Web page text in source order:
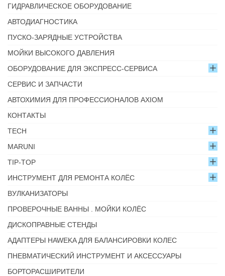
ГИДРАВЛИЧЕСКОЕ ОБОРУДОВАНИЕ
АВТОДИАГНОСТИКА
ПУСКО-ЗАРЯДНЫЕ УСТРОЙСТВА
МОЙКИ ВЫСОКОГО ДАВЛЕНИЯ
ОБОРУДОВАНИЕ ДЛЯ ЭКСПРЕСС-СЕРВИСА
СЕРВИС И ЗАПЧАСТИ
АВТОХИМИЯ ДЛЯ ПРОФЕССИОНАЛОВ AXIOM
КОНТАКТЫ
TECH
MARUNI
TIP-TOP
ИНСТРУМЕНТ ДЛЯ РЕМОНТА КОЛЁС
ВУЛКАНИЗАТОРЫ
ПРОВЕРОЧНЫЕ ВАННЫ . МОЙКИ КОЛЁС
ДИСКОПРАВНЫЕ СТЕНДЫ
АДАПТЕРЫ HAWEKA ДЛЯ БАЛАНСИРОВКИ КОЛЕС
ПНЕВМАТИЧЕСКИЙ ИНСТРУМЕНТ И АКСЕССУАРЫ
БОРТОРАСШИРИТЕЛИ